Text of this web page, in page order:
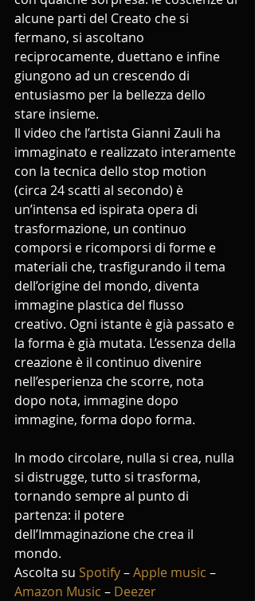
alcune parti del Creato che si
fermano, si ascoltano
reciprocamente, duettano e infine
giungono ad un crescendo di
entusiasmo per la bellezza dello
stare insieme.
Il video che l’artista Gianni Zauli ha
immaginato e realizzato interamente
con la tecnica dello stop motion
(circa 24 scatti al secondo) è
un’intensa ed ispirata opera di
trasformazione, un continuo
comporsi e ricomporsi di forme e
materiali che, trasfigurando il tema
dell’origine del mondo, diventa
immagine plastica del flusso
creativo. Ogni istante è già passato e
la forma è già mutata. L’essenza della
creazione è il continuo divenire
nell’esperienza che scorre, nota
dopo nota, immagine dopo
immagine, forma dopo forma.
In modo circolare, nulla si crea, nulla
si distrugge, tutto si trasforma,
tornando sempre al punto di
partenza: il potere
dell’Immaginazione che crea il
mondo.
Ascolta su Spotify – Apple music –
Amazon Music – Deezer